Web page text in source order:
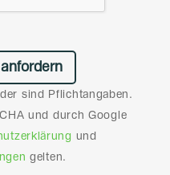
sind Pflichtangaben.
und durch Google
und
gelten.